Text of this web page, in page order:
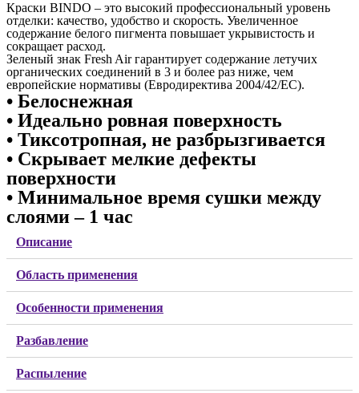
Краски BINDO – это высокий профессиональный уровень
отделки: качество, удобство и скорость. Увеличенное
содержание белого пигмента повышает укрывистость и
сокращает расход.
Зеленый знак Fresh Air гарантирует содержание летучих
органических соединений в 3 и более раз ниже, чем
европейские нормативы (Евродиректива 2004/42/EC).
• Белоснежная
• Идеально ровная поверхность
• Тиксотропная, не разбрызгивается
• Скрывает мелкие дефекты
поверхности
• Минимальное время сушки между
слоями – 1 час
Описание
Область применения
Особенности применения
Разбавление
Распыление